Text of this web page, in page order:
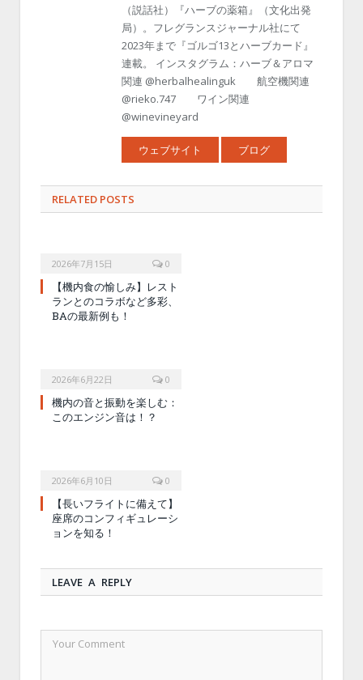
（説話社）『ハーブの薬箱』（文化出発
局）。フレグランスジャーナル社にて
2023年まで『ゴルゴ13とハーブカード』
連載。 インスタグラム：ハーブ＆アロマ
関連 @herbalhealinguk 航空機関連
@rieko.747 ワイン関連
@winevineyard
ウェブサイト ブログ
RELATED POSTS
2026年7月15日 0
【機内食の愉しみ】レスト
ランとのコラボなど多彩、
BAの最新例も！
2026年6月22日 0
機内の音と振動を楽しむ：
このエンジン音は！？
2026年6月10日 0
【長いフライトに備えて】
座席のコンフィギュレーシ
ョンを知る！
LEAVE A REPLY